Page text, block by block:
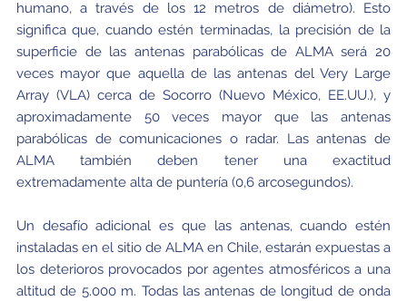
humano, a través de los 12 metros de diámetro). Esto
significa que, cuando estén terminadas, la precisión de la
superficie de las antenas parabólicas de ALMA será 20
veces mayor que aquella de las antenas del Very Large
Array (VLA) cerca de Socorro (Nuevo México, EE.UU.), y
aproximadamente 50 veces mayor que las antenas
parabólicas de comunicaciones o radar. Las antenas de
ALMA también deben tener una exactitud
extremadamente alta de puntería (0,6 arcosegundos).
Un desafío adicional es que las antenas, cuando estén
instaladas en el sitio de ALMA en Chile, estarán expuestas a
los deterioros provocados por agentes atmosféricos a una
altitud de 5.000 m. Todas las antenas de longitud de onda